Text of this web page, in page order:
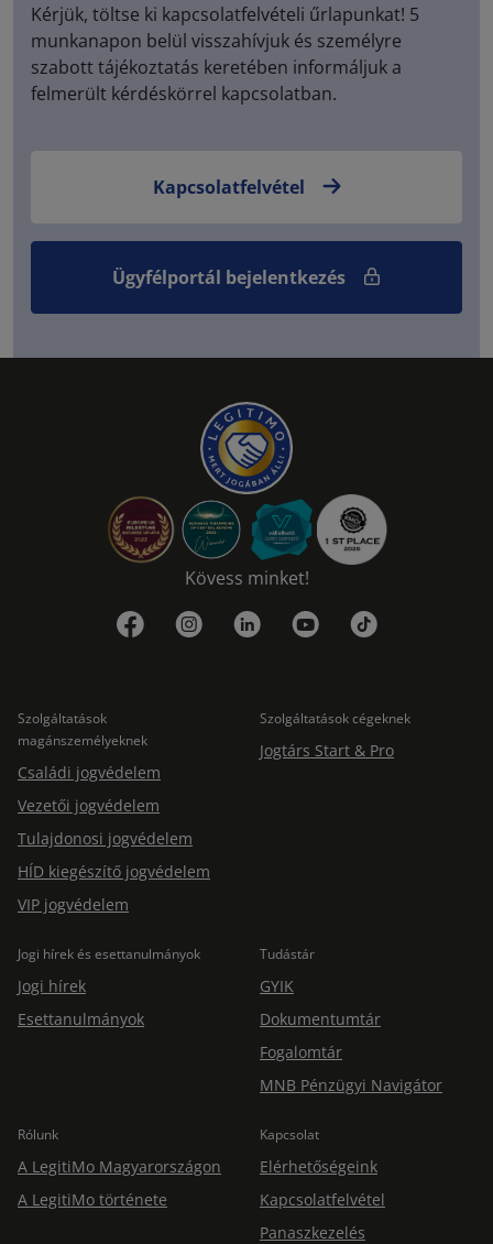
Kérjük, töltse ki kapcsolatfelvételi űrlapunkat! 5
munkanapon belül visszahívjuk és személyre
szabott tájékoztatás keretében informáljuk a
felmerült kérdéskörrel kapcsolatban.
Kapcsolatfelvétel
Ügyfélportál bejelentkezés
Kövess minket!
Szolgáltatások
magánszemélyeknek
Családi jogvédelem
Vezetői jogvédelem
Tulajdonosi jogvédelem
HÍD kiegészítő jogvédelem
VIP jogvédelem
Szolgáltatások cégeknek
Jogtárs Start & Pro
Jogi hírek és esettanulmányok
Jogi hírek
Esettanulmányok
Tudástár
GYIK
Dokumentumtár
Fogalomtár
MNB Pénzügyi Navigátor
Rólunk
A LegitiMo Magyarországon
A LegitiMo története
Kapcsolat
Elérhetőségeink
Kapcsolatfelvétel
Panaszkezelés